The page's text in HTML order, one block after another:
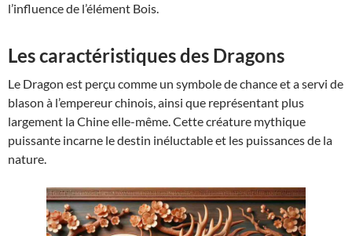
l’influence de l’élément Bois.
Les caractéristiques des Dragons
Le Dragon est perçu comme un symbole de chance et a servi de
blason à l’empereur chinois, ainsi que représentant plus
largement la Chine elle-même. Cette créature mythique
puissante incarne le destin inéluctable et les puissances de la
nature.